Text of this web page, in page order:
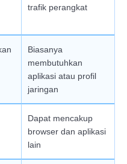
trafik perangkat
Biasanya
membutuhkan
aplikasi atau profil
jaringan
Dapat mencakup
browser dan aplikasi
lain